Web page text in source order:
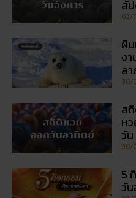
สั
02/
ฝั
ง
ล
30/
ส
ห
วัน
30/
5
วั